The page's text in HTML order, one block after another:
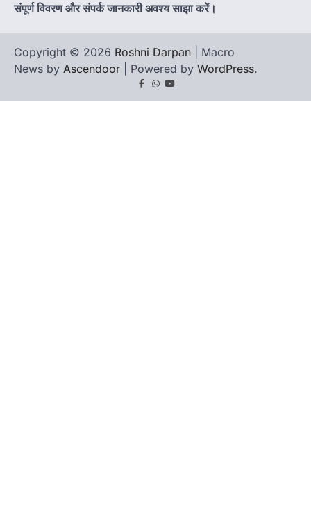
संपूर्ण विवरण और संपर्क जानकारी अवश्य साझा करें।
Copyright © 2026 Roshni Darpan | Macro
News by Ascendoor | Powered by WordPress.
Facebook
Whatsapp
youtube